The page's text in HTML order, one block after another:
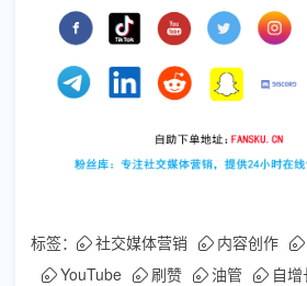
标签： 社交媒体营销 内容创作
YouTube
刷赞 油管 自增